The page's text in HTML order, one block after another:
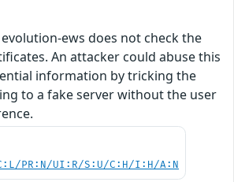
ews does not check the
An attacker could abuse this
information by tricking the
to a fake server without the user
PR:N/UI:R/S:U/C:H/I:H/A:N